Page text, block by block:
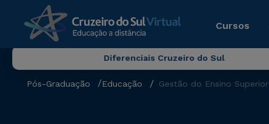
Cursos
Diferenciais Cruzeiro do Sul
Pós-Graduação Educação Gestão do Ensino Superior